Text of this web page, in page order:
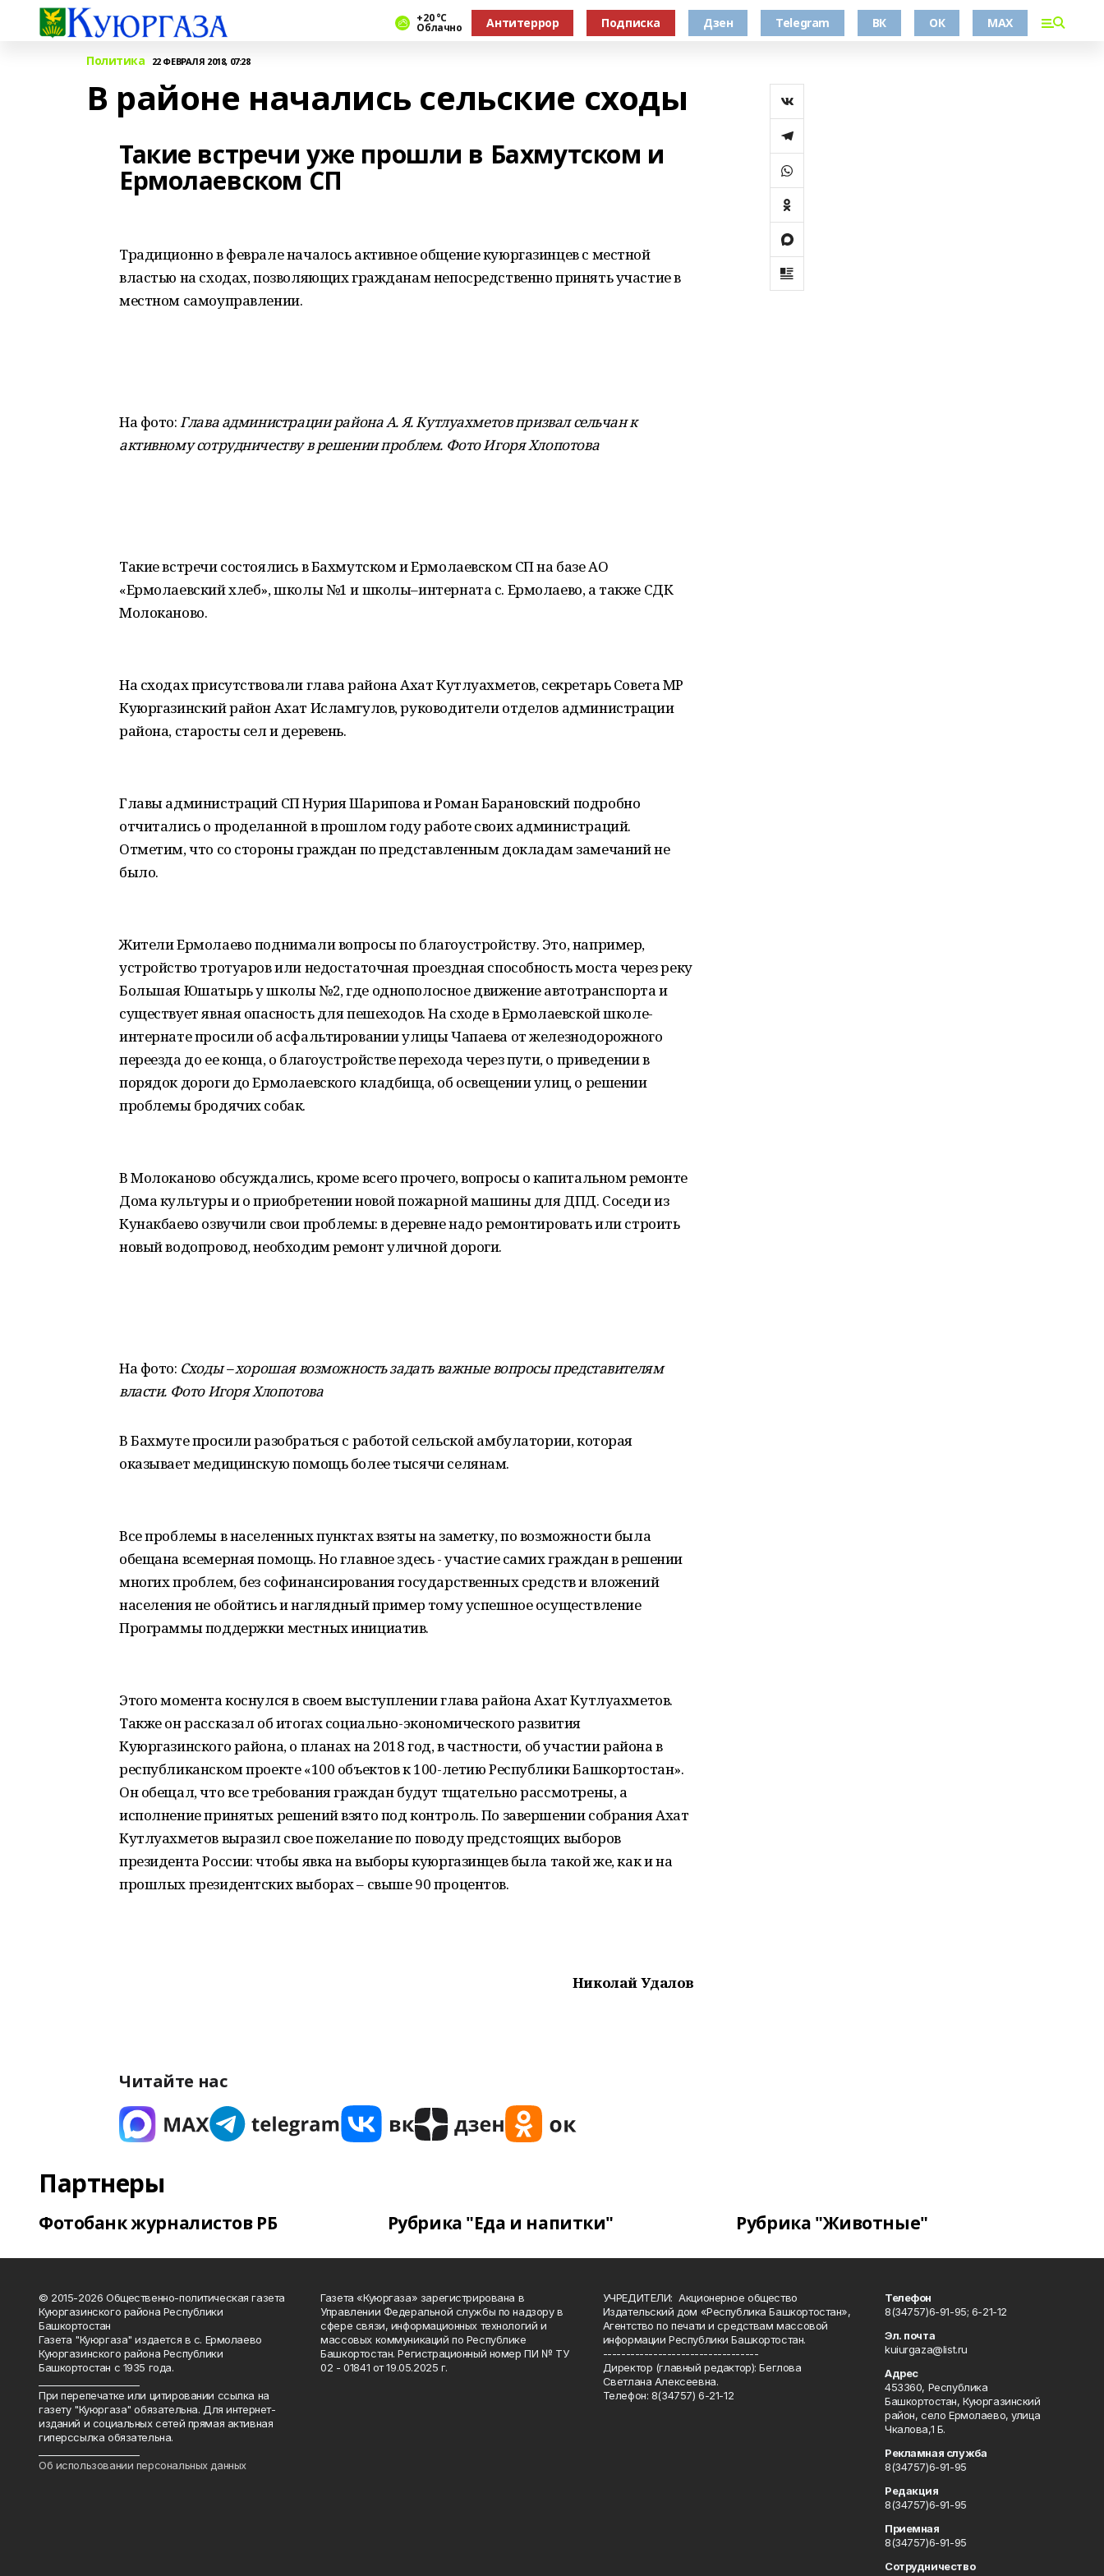
+20 °С
Облачно Антитеррор Подписка Дзен Telegram ВК ОК MAX
Политика 22 ФЕВРАЛЯ 2018, 07:28
В районе начались сельские сходы
Такие встречи уже прошли в Бахмутском и
Ермолаевском СП
Традиционно в феврале началось активное общение куюргазинцев с местной
властью на сходах, позволяющих гражданам непосредственно принять участие в
местном самоуправлении.
На фото:Глава администрации района А. Я. Кутлуахметов призвал сельчан к
активному сотрудничеству в решении проблем. Фото Игоря Хлопотова
Такие встречи состоялись в Бахмутском и Ермолаевском СП на базе АО
«Ермолаевский хлеб», школы №1 и школы–интерната с. Ермолаево, а также СДК
Молоканово.
На сходах присутствовали глава района Ахат Кутлуахметов, секретарь Совета МР
Куюргазинский район Ахат Исламгулов, руководители отделов администрации
района, старосты сел и деревень.
Главы администраций СП Нурия Шарипова и Роман Барановский подробно
отчитались о проделанной в прошлом году работе своих администраций.
Отметим, что со стороны граждан по представленным докладам замечаний не
было.
Жители Ермолаево поднимали вопросы по благоустройству. Это, например,
устройство тротуаров или недостаточная проездная способность моста через реку
Большая Юшатырь у школы №2, где однополосное движение автотранспорта и
существует явная опасность для пешеходов. На сходе в Ермолаевской школе-
интернате просили об асфальтировании улицы Чапаева от железнодорожного
переезда до ее конца, о благоустройстве перехода через пути, о приведении в
порядок дороги до Ермолаевского кладбища, об освещении улиц, о решении
проблемы бродячих собак.
В Молоканово обсуждались, кроме всего прочего, вопросы о капитальном ремонте
Дома культуры и о приобретении новой пожарной машины для ДПД. Соседи из
Кунакбаево озвучили свои проблемы: в деревне надо ремонтировать или строить
новый водопровод, необходим ремонт уличной дороги.
На фото: Сходы – хорошая возможность задать важные вопросы представителям
власти. Фото Игоря Хлопотова
В Бахмуте просили разобраться с работой сельской амбулатории, которая
оказывает медицинскую помощь более тысячи селянам.
Все проблемы в населенных пунктах взяты на заметку, по возможности была
обещана всемерная помощь. Но главное здесь - участие самих граждан в решении
многих проблем, без софинансирования государственных средств и вложений
населения не обойтись и наглядный пример тому успешное осуществление
Программы поддержки местных инициатив.
Этого момента коснулся в своем выступлении глава района Ахат Кутлуахметов.
Также он рассказал об итогах социально-экономического развития
Куюргазинского района, о планах на 2018 год, в частности, об участии района в
республиканском проекте «100 объектов к 100-летию Республики Башкортостан».
Он обещал, что все требования граждан будут тщательно рассмотрены, а
исполнение принятых решений взято под контроль. По завершении собрания Ахат
Кутлуахметов выразил свое пожелание по поводу предстоящих выборов
президента России: чтобы явка на выборы куюргазинцев была такой же, как и на
прошлых президентских выборах – свыше 90 процентов.
Николай Удалов
Читайте нас
Партнеры
Фотобанк журналистов РБ Рубрика "Еда и напитки" Рубрика "Животные"
© 2015-2026 Общественно-политическая газета
Куюргазинского района Республики
Башкортостан
Газета "Куюргаза" издается в с. Ермолаево
Куюргазинского района Республики
Башкортостан с 1935 года.
При перепечатке или цитировании ссылка на
газету "Куюргаза" обязательна. Для интернет-
изданий и социальных сетей прямая активная
гиперссылка обязательна.
Об использовании персональных данных
Газета «Куюргаза» зарегистрирована в
Управлении Федеральной службы по надзору в
сфере связи, информационных технологий и
массовых коммуникаций по Республике
Башкортостан. Регистрационный номер ПИ № ТУ
02 - 01841 от 19.05.2025 г.
УЧРЕДИТЕЛИ: Акционерное общество
Издательский дом «Республика Башкортостан»,
Агентство по печати и средствам массовой
информации Республики Башкортостан.
----------------------------------
Директор (главный редактор): Беглова
Светлана Алексеевна.
Телефон: 8(34757) 6-21-12
Телефон
8(34757)6-91-95; 6-21-12
Эл. почта
kuiurgaza@list.ru
Адрес
453360, Республика
Башкортостан, Куюргазинский
район, село Ермолаево, улица
Чкалова,1 Б.
Рекламная служба
8(34757)6-91-95
Редакция
8(34757)6-91-95
Приемная
8(34757)6-91-95
Сотрудничество